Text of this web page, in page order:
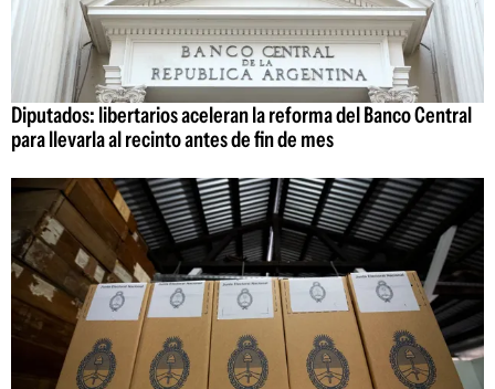
Diputados: libertarios aceleran la reforma del Banco Central
para llevarla al recinto antes de fin de mes